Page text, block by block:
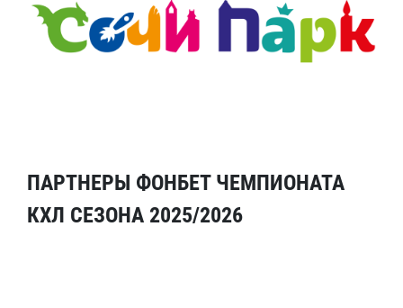
ПАРТНЕРЫ ФОНБЕТ ЧЕМПИОНАТА
КХЛ СЕЗОНА 2025/2026